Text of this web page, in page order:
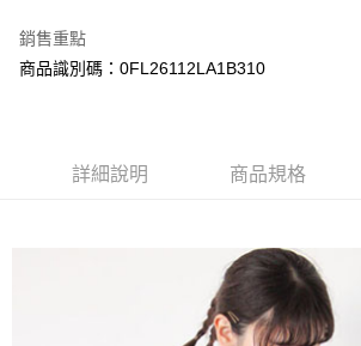
台灣樂天信用卡公司
大哥付你分期
相關說明
流程，驗證手機門號後，選擇欲分期的期數、繳款截
消。如遇「轉專審核」未通過狀況，表示未達大哥付
1.分期款項不併入電信帳單，「大哥付你分期」於每
【關於「AFTEE先享後付」】
１．簡單：不需註冊會員、不需綁卡、不需儲值。
２．便利：只要手機號碼，簡訊認證，即可結帳。
３．安心：先確認商品／服務後，再付款。
【「AFTEE先享後付」結帳流程】
每筆NT$60，滿NT$388(含以上)免運費
銷售重點
商品識別碼：0FL26112LA1B310
詳細說明 商品規格